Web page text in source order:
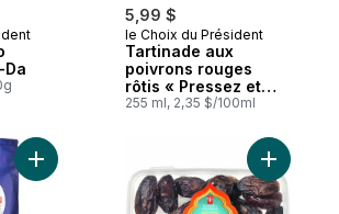
Da
5,99 $
Coup de cœur
le Choix du Président
Tartinade aux
poivrons rouges
rôtis « Pressez et
garnissez »
255 ml, 2,35 $/100ml
Ajouter Nourriture sèche de qualitéAjouter